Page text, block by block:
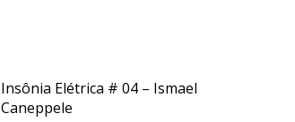
Insônia Elétrica # 04 – Ismael
Caneppele